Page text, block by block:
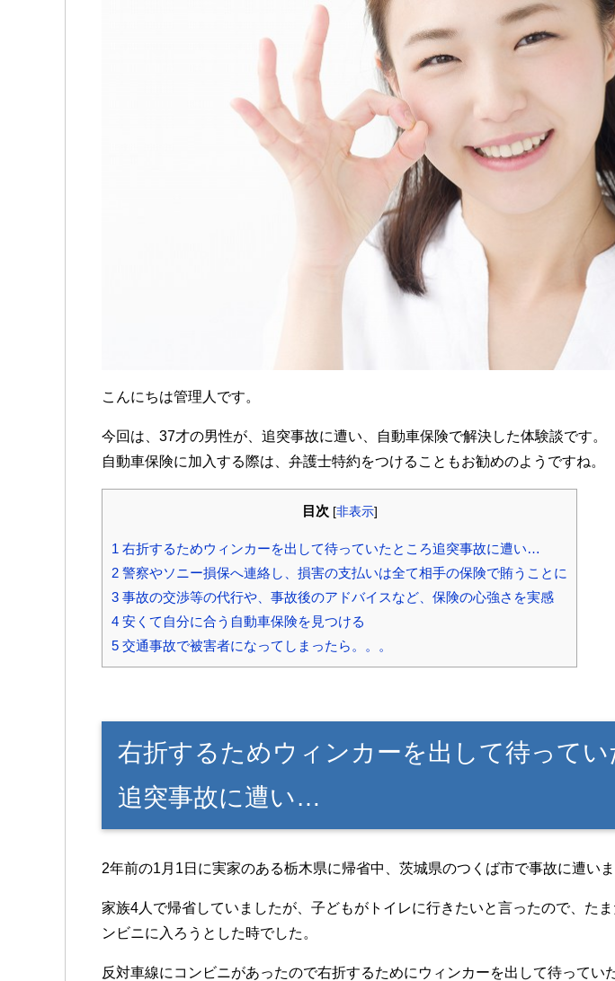
こんにちは管理人です。
今回は、37才の男性が、追突事故に遭い、自動車保険で解決した体験談です。
自動車保険に加入する際は、弁護士特約をつけることもお勧めのようですね。
目次 [非表示]
1 右折するためウィンカーを出して待っていたところ追突事故に遭い…
2 警察やソニー損保へ連絡し、損害の支払いは全て相手の保険で賄うことに
3 事故の交渉等の代行や、事故後のアドバイスなど、保険の心強さを実感
4 安くて自分に合う自動車保険を見つける
5 交通事故で被害者になってしまったら。。。
右折するためウィンカーを出して待ってい
追突事故に遭い…
2年前の1月1日に実家のある栃木県に帰省中、茨城県のつくば市で事故に遭いま
家族4人で帰省していましたが、子どもがトイレに行きたいと言ったので、た
ンビニに入ろうとした時でした。
反対車線にコンビニがあったので右折するためにウィンカーを出して待ってい